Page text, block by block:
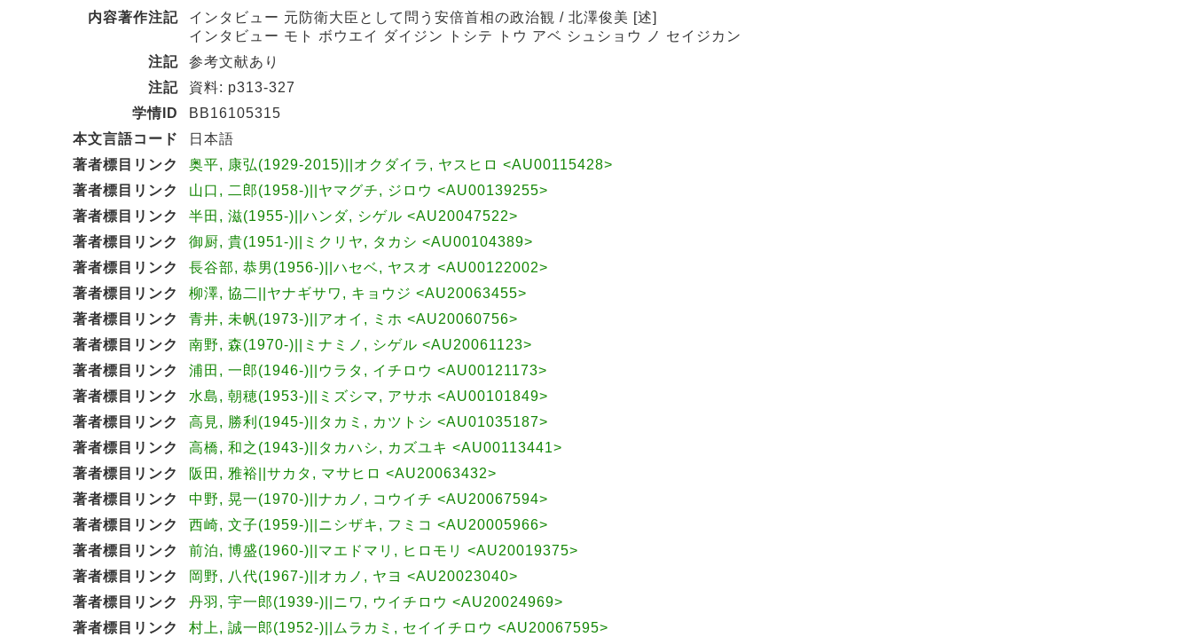
内容著作注記
インタビュー 元防衛大臣として問う安倍首相の政治観 / 北澤俊美 [述]
インタビュー モト ボウエイ ダイジン トシテ トウ アベ シュショウ ノ セイジカン
注記
参考文献あり
注記
資料: p313-327
学情ID
BB16105315
本文言語コード
日本語
著者標目リンク
奥平, 康弘(1929-2015)||オクダイラ, ヤスヒロ <AU00115428>
著者標目リンク
山口, 二郎(1958-)||ヤマグチ, ジロウ <AU00139255>
著者標目リンク
半田, 滋(1955-)||ハンダ, シゲル <AU20047522>
著者標目リンク
御厨, 貴(1951-)||ミクリヤ, タカシ <AU00104389>
著者標目リンク
長谷部, 恭男(1956-)||ハセベ, ヤスオ <AU00122002>
著者標目リンク
柳澤, 協二||ヤナギサワ, キョウジ <AU20063455>
著者標目リンク
青井, 未帆(1973-)||アオイ, ミホ <AU20060756>
著者標目リンク
南野, 森(1970-)||ミナミノ, シゲル <AU20061123>
著者標目リンク
浦田, 一郎(1946-)||ウラタ, イチロウ <AU00121173>
著者標目リンク
水島, 朝穂(1953-)||ミズシマ, アサホ <AU00101849>
著者標目リンク
高見, 勝利(1945-)||タカミ, カツトシ <AU01035187>
著者標目リンク
高橋, 和之(1943-)||タカハシ, カズユキ <AU00113441>
著者標目リンク
阪田, 雅裕||サカタ, マサヒロ <AU20063432>
著者標目リンク
中野, 晃一(1970-)||ナカノ, コウイチ <AU20067594>
著者標目リンク
西崎, 文子(1959-)||ニシザキ, フミコ <AU20005966>
著者標目リンク
前泊, 博盛(1960-)||マエドマリ, ヒロモリ <AU20019375>
著者標目リンク
岡野, 八代(1967-)||オカノ, ヤヨ <AU20023040>
著者標目リンク
丹羽, 宇一郎(1939-)||ニワ, ウイチロウ <AU20024969>
著者標目リンク
村上, 誠一郎(1952-)||ムラカミ, セイイチロウ <AU20067595>